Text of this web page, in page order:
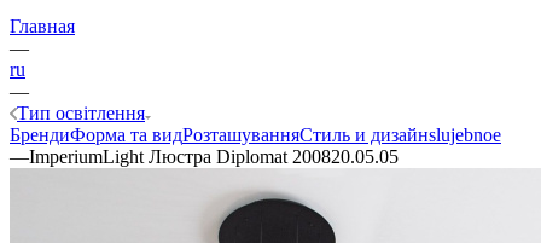
Главная
—
ru
—
Тип освітлення
БрендиФорма та видРозташуванняСтиль и дизайнslujebnoe
—ImperiumLight Люстра Diplomat 200820.05.05